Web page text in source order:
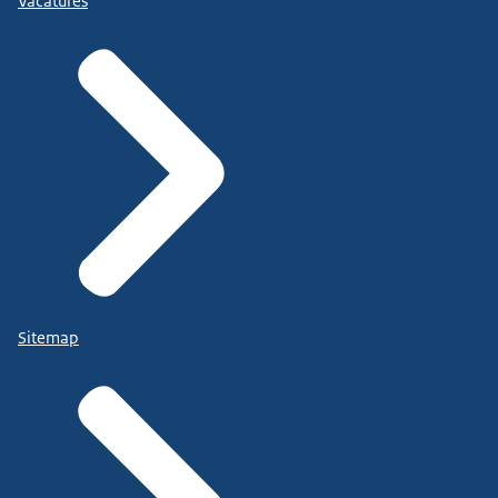
Sitemap